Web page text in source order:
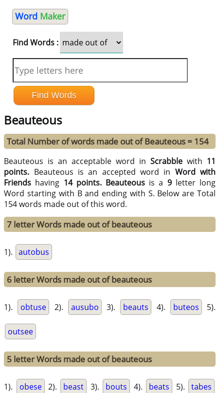
Word Maker
Find Words :
Beauteous
Total Number of words made out of Beauteous = 154
Beauteous is an acceptable word inScrabble with 11
points. Beauteous is an accepted word in Word with
Friends having 14 points. Beauteous is a 9letter long
Word starting with B and ending with S. Below are Total
154 words made out of this word.
7 letter Words made out of beauteous
1). autobus
6 letter Words made out of beauteous
1). obtuse 2). ausubo 3). beauts 4). buteos 5).
outsee
5 letter Words made out of beauteous
1). obese 2). beast 3). bouts 4). beats 5). tabes